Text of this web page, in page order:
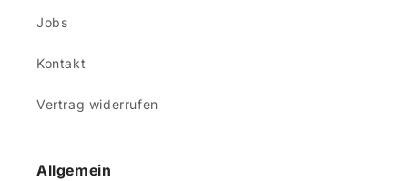
Jobs
Kontakt
Vertrag widerrufen
Allgemein